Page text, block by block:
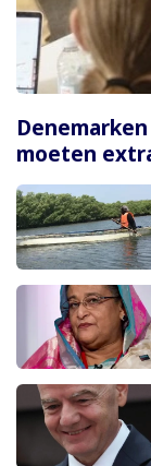
moeten